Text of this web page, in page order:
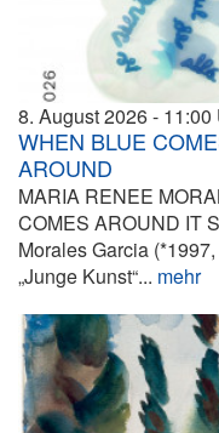
8. August 2026 11:00
WHEN BLUE
AROUND
MARIA RENEE
COMES AROUND IT
Morales Garcia
„Junge Kunst“... mehr